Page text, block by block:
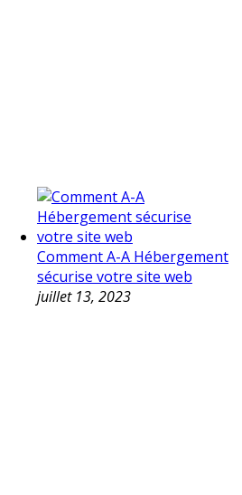
Comment A-A Hébergement
sécurise votre site web
juillet 13, 2023